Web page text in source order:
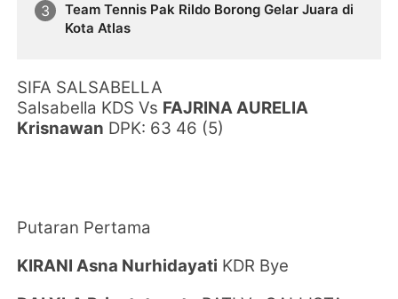
Team Tennis Pak Rildo Borong Gelar Juara di
Kota Atlas
SIFA SALSABELLA
Salsabella KDSVs FAJRINA AURELIA
Krisnawan DPK: 63 46 (5)
Putaran Pertama
KIRANI Asna Nurhidayati KDR Bye